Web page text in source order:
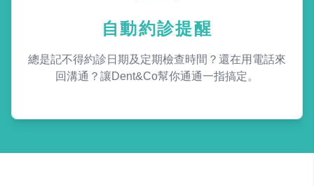
自動約診提醒
總是記不得約診日期及定期檢查時間？還在用電話來
回溝通？讓Dent&Co幫你通通一指搞定。